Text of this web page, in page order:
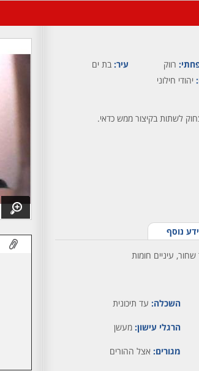
רווק עיר: בת ים
יהודי חילוני
לשתות בקיצור ממש כדאי.
נוסף
עיניים חומות
השכלה: עד תיכונית
הרגלי עישון: מעשן
מגורים: אצל ההורים